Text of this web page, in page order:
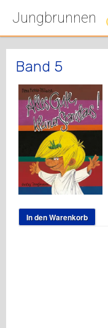
Jungbrunnen
Band 5
In den Warenkorb